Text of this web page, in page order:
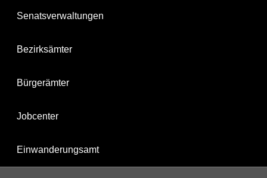
Senatsverwaltungen
Bezirksämter
Bürgerämter
Jobcenter
Einwanderungsamt